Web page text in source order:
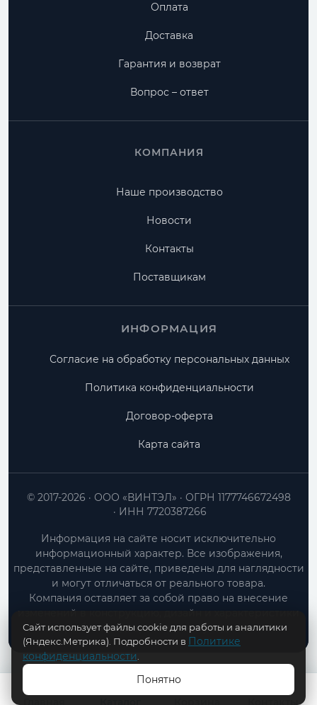
В КОРЗИНУ
Оплата
Доставка
Гарантия и возврат
Вопрос – ответ
КОМПАНИЯ
Наше производство
Новости
Контакты
Поставщикам
ИНФОРМАЦИЯ
Согласие на обработку персональных данных
Политика конфиденциальности
Договор-оферта
Карта сайта
ООО «ВИНТЭЛ»
ОГРН 1177746672498
ИНН 7720387266
© 2017-2026
Информация на сайте носит исключительно
информационный характер. Все изображения,
представленные на сайте, приведены для наглядности
и могут отличаться от реального товара.
Компания оставляет за собой право на внесение
изменений в конструкцию, дизайн и характеристики
товара без предварительного уведомления.
Сайт использует файлы cookie для работы и аналитики
(Яндекс.Метрика). Подробности в Политике
конфиденциальности
Понятно
Контакты